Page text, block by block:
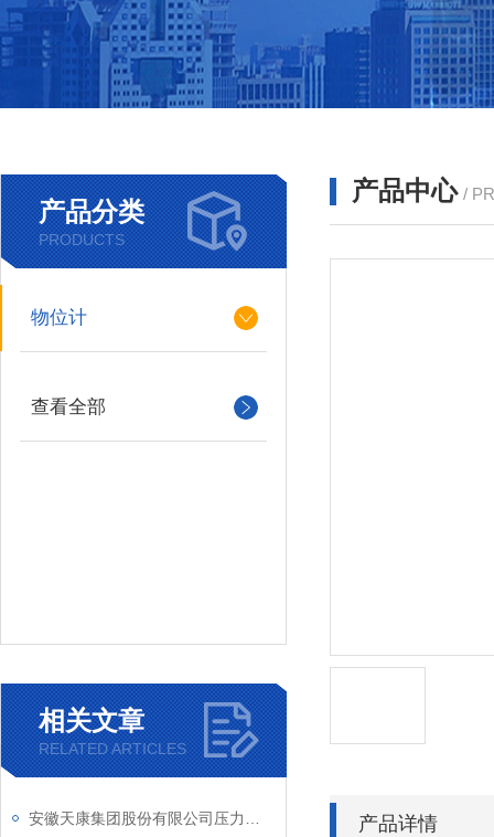
产品分类
PRODUCTS
物位计
查看全部
相关文章
RELATED ARTICLES
产品中心 /
产品详情